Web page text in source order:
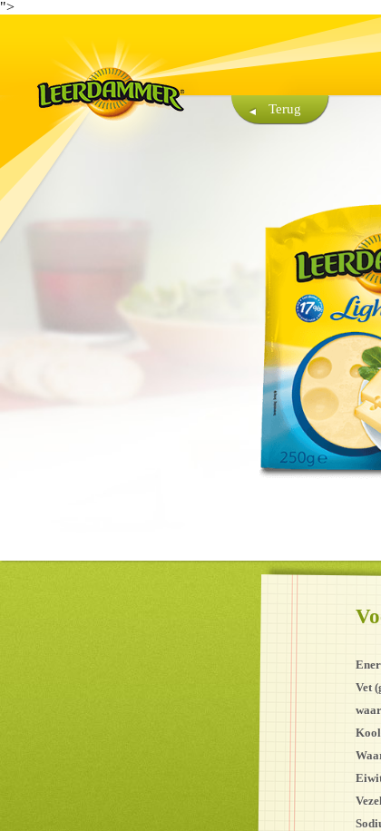
">
Terug
Vet